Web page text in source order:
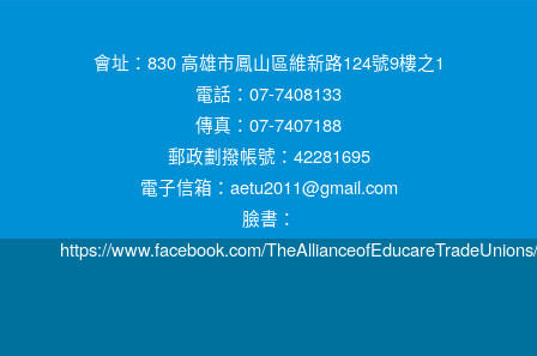
會址：830 高雄市鳳山區維新路124號9樓之1
電話：07-7408133
傳真：07-7407188
郵政劃撥帳號：42281695
電子信箱：aetu2011@gmail.com
臉書：
https://www.facebook.com/TheAllianceofEducareTradeUnions/